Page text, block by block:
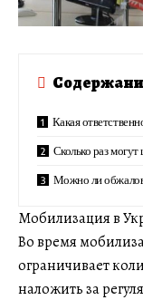
Какая
Сколько раз
Можно ли
Мобилизация в
Во время
ограничивает
наложить за